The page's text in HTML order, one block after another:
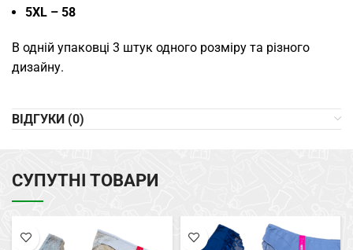
5XL – 58
В одній упаковці 3 штук одного розміру та різного
дизайну.
ВІДГУКИ (0)
СУПУТНІ ТОВАРИ